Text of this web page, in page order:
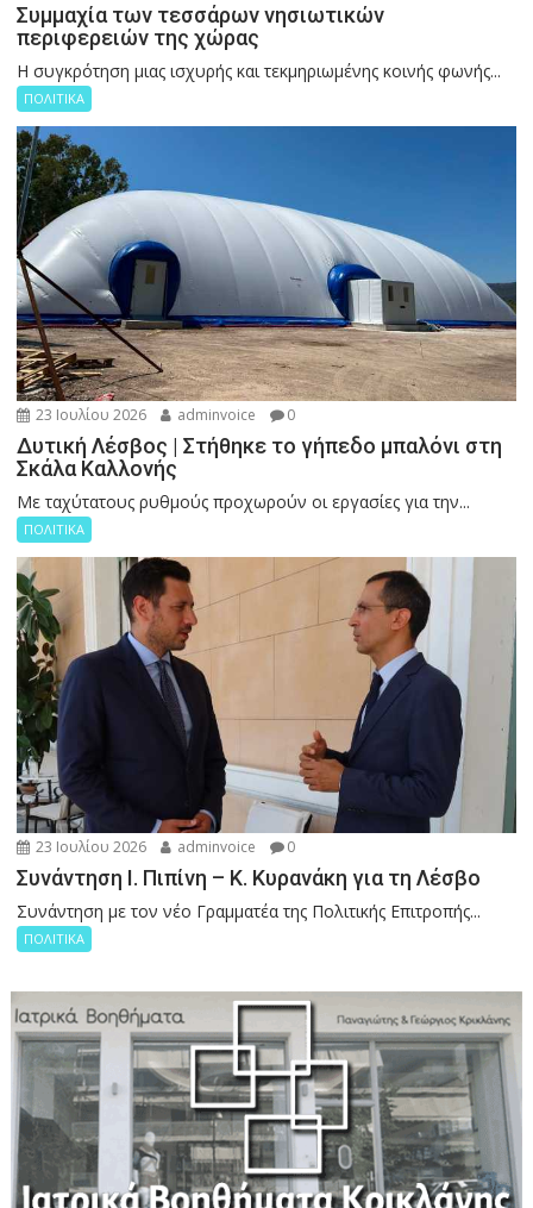
Συμμαχία των τεσσάρων νησιωτικών
περιφερειών της χώρας
Η συγκρότηση μιας ισχυρής και τεκμηριωμένης κοινής φωνής...
ΠΟΛΙΤΙΚΑ
23 Ιουλίου 2026 adminvoice 0
Δυτική Λέσβος | Στήθηκε το γήπεδο μπαλόνι στη
Σκάλα Καλλονής
Με ταχύτατους ρυθμούς προχωρούν οι εργασίες για την...
ΠΟΛΙΤΙΚΑ
23 Ιουλίου 2026 adminvoice 0
Συνάντηση Ι. Πιπίνη – Κ. Κυρανάκη για τη Λέσβο
Συνάντηση με τον νέο Γραμματέα της Πολιτικής Επιτροπής...
ΠΟΛΙΤΙΚΑ